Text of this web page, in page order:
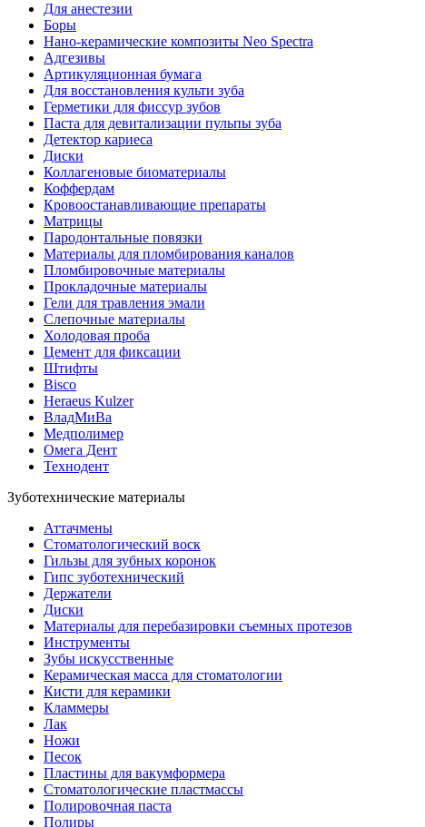
Для анестезии
Боры
Нано-керамические композиты Neo Spectra
Адгезивы
Артикуляционная бумага
Для восстановления культи зуба
Герметики для фиссур зубов
Паста для девитализации пульпы зуба
Детектор кариеса
Диски
Коллагеновые биоматериалы
Коффердам
Кровоостанавливающие препараты
Матрицы
Пародонтальные повязки
Материалы для пломбирования каналов
Пломбировочные материалы
Прокладочные материалы
Гели для травления эмали
Слепочные материалы
Холодовая проба
Цемент для фиксации
Штифты
Bisco
Heraeus Kulzer
ВладМиВа
Медполимер
Омега Дент
Технодент
Зуботехнические материалы
Аттачмены
Стоматологический воск
Гильзы для зубных коронок
Гипс зуботехнический
Держатели
Диски
Материалы для перебазировки съемных протезов
Инструменты
Зубы искусственные
Керамическая масса для стоматологии
Кисти для керамики
Кламмеры
Лак
Ножи
Песок
Пластины для вакумформера
Стоматологические пластмассы
Полировочная паста
Полиры